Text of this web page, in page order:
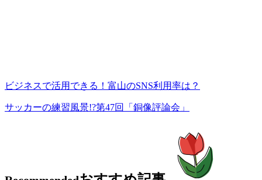
ビジネスで活用できる！富山のSNS利用率は？
サッカーの練習風景!?第47回「銅像評論会」